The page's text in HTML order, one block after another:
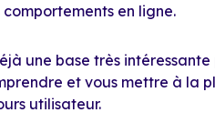
en ligne.
une base très
et vous mettre à la
utilisateur.